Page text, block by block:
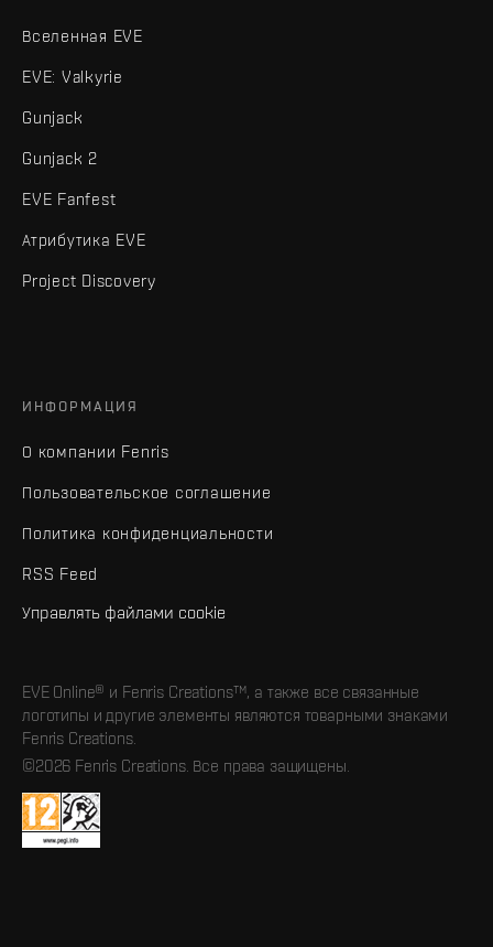
Вселенная EVE
EVE: Valkyrie
Gunjack
Gunjack 2
EVE Fanfest
Атрибутика EVE
Project Discovery
ИНФОРМАЦИЯ
О компании Fenris
Пользовательское соглашение
Политика конфиденциальности
RSS Feed
Управлять файлами cookie
EVE Online® и Fenris Creations™, а также все связанные
логотипы и другие элементы являются товарными знаками
Fenris Creations.
©2026 Fenris Creations. Все права защищены.